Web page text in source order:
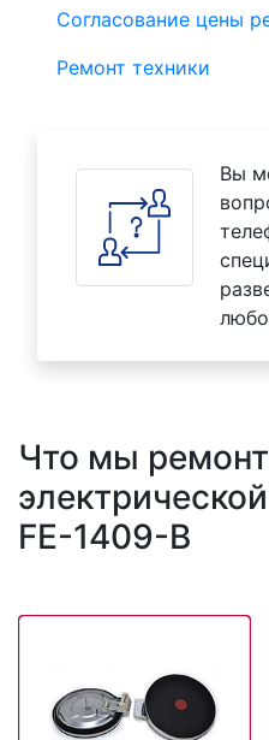
Согласование цены
Ремонт техники
Вы
Что мы
FE-1409-B